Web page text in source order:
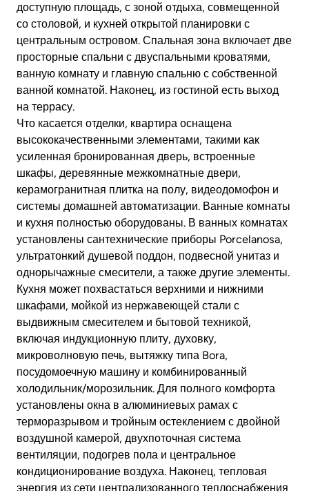
доступную площадь, с зоной отдыха, совмещенной
со столовой, и кухней открытой планировки с
центральным островом. Спальная зона включает две
просторные спальни с двуспальными кроватями,
ванную комнату и главную спальню с собственной
ванной комнатой. Наконец, из гостиной есть выход
на террасу.
Что касается отделки, квартира оснащена
высококачественными элементами, такими как
усиленная бронированная дверь, встроенные
шкафы, деревянные межкомнатные двери,
керамогранитная плитка на полу, видеодомофон и
системы домашней автоматизации. Ванные комнаты
и кухня полностью оборудованы. В ванных комнатах
установлены сантехнические приборы Porcelanosa,
ультратонкий душевой поддон, подвесной унитаз и
однорычажные смесители, а также другие элементы.
Кухня может похвастаться верхними и нижними
шкафами, мойкой из нержавеющей стали с
выдвижным смесителем и бытовой техникой,
включая индукционную плиту, духовку,
микроволновую печь, вытяжку типа Bora,
посудомоечную машину и комбинированный
холодильник/морозильник. Для полного комфорта
установлены окна в алюминиевых рамах с
терморазрывом и тройным остеклением с двойной
воздушной камерой, двухпоточная система
вентиляции, подогрев пола и центральное
кондиционирование воздуха. Наконец, тепловая
энергия из сети централизованного теплоснабжения